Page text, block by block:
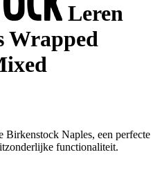
Leren
Wrapped
Birkenstock Naples, een perfecte
functionaliteit.